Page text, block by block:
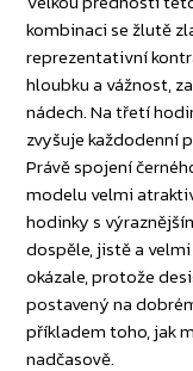
kombinaci se žlutě
reprezentativní
hloubku a vážnost,
nádech. Na třetí
zvyšuje každodenní
Právě spojení
modelu velmi
hodinky s
dospěle, jistě a
okázale, protože
postavený na
příkladem toho, jak
nadčasově.